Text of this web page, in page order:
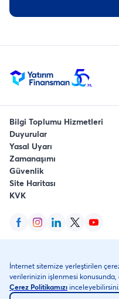
Bilgi Toplumu Hizmetleri
Duyurular
Yasal Uyarı
Zamanaşımı
Güvenlik
Site Haritası
KVK
Finansman Menkul Değerler'in
©2026 , Yatırım Finansman
İnternet sitemize yerleştirilen
verilerinizin işlenmesi konusunda,
Çerez Politikamızı